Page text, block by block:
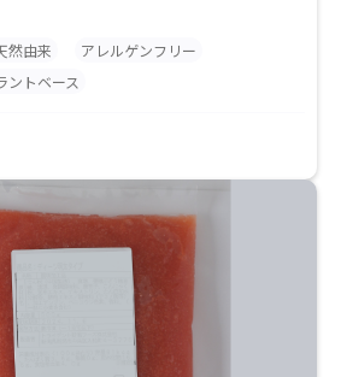
ゲル化や、起泡性・起泡性の保
、卵代替としてもご使用いただけ
ージュで甘いフレーバーがあるこ
然由来
アレルゲンフリー
ントベース